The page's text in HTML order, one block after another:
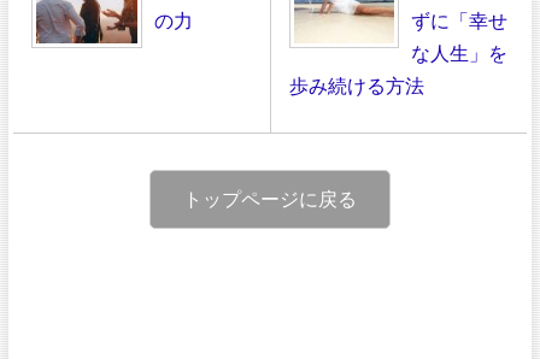
の力
ずに「幸せ
な人生」を
歩み続ける方法
トップページに戻る